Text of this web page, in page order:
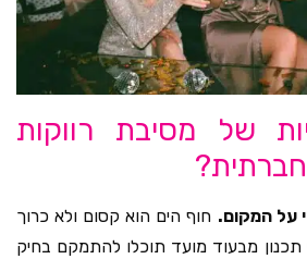
של מסיבת רווקות
על המקום. חוף הים הוא קסום ולא כרוך
תכנון מבעוד מועד תוכלו להתמקם בחיק